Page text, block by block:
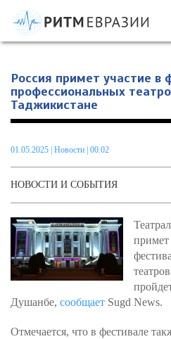
Информационно-аналитическое
проблемам интеграции на
Россия примет участие в
профессиональных
Таджикистане
01.05.2025 Новости | 00.02
НОВОСТИ И СОБЫТИЯ
Душанбе, сообщает Sugd News.
Отмечается, что в фестивале